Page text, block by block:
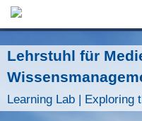
Lehrstuhl für
Learning Lab | Exploring